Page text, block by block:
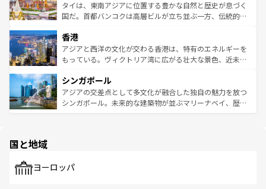
わってみてほしい。 なお、新着の韓国情報はコンテンツ一
覧を参照してほしい。
ーチミン市のフランス統治時代の建物も、独特の雰囲気を
醸し出している。また、バラエティの豊かさとおいしさで
とつ。フォーやバインミー、ベトナムコーヒーなどは、ぜ
ひ現地で味わいたい。どの地域を訪れてもあたたかい人々
が旅行者を迎えてくれるので、きっと忘れられない旅にな
参照してほしい。
タイは、東南アジアに位置する豊かな自然と歴史が息づく
国だ。首都バンコクは高層ビルが立ち並ぶ一方、伝統的な
の活気が交差している。北部ではチェンマイなどの山岳地
帯で自然と触れ合い、南部ではプーケットやクラビの美し
いビーチでリゾート気分を楽しむことができる。タイ料理
激する。気候は一年中温暖で、どの季節にも異なる楽しみ
が待っている。親しみやすいタイの人々、仏教を中心とし
た文化、そして多様な観光資源が、訪れる旅人を魅了し続
香港
アジアと西洋の文化が交わる香港は、特有のエネルギーを
もっている。ヴィクトリア湾に広がる壮大な景色、近未来
み、どこを訪れても感動するはず。観光スポットが密集し
ており、効率よく見どころを回れるのも魅力。息をのむよ
うな絶景から文化的な体験まで、香港を存分に楽しみ尽く
シンガポール
アジアの交差点として多文化が融合した独自の魅力を放つ
シンガポール。未来的な建築物が並ぶマリーナベイ、歴史
で、ホーカーズは地元の風情を楽しめる外せないスポット
国と地域
ヨーロッパ